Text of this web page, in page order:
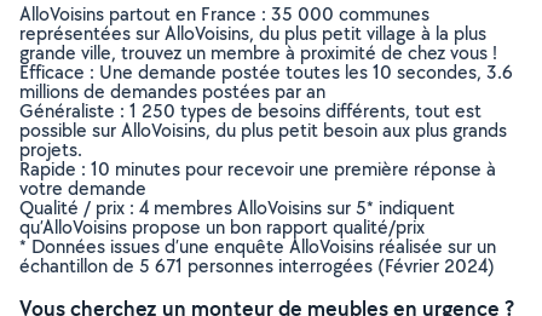
AlloVoisins partout en France : 35 000 communes
représentées sur AlloVoisins, du plus petit village à la plus
grande ville, trouvez un membre à proximité de chez vous !
Efficace : Une demande postée toutes les 10 secondes, 3.6
millions de demandes postées par an
Généraliste : 1 250 types de besoins différents, tout est
possible sur AlloVoisins, du plus petit besoin aux plus grands
projets.
Rapide : 10 minutes pour recevoir une première réponse à
votre demande
Qualité / prix : 4 membres AlloVoisins sur 5* indiquent
qu’AlloVoisins propose un bon rapport qualité/prix
* Données issues d’une enquête AlloVoisins réalisée sur un
échantillon de 5 671 personnes interrogées (Février 2024)
Vous cherchez un monteur de meubles en urgence ?